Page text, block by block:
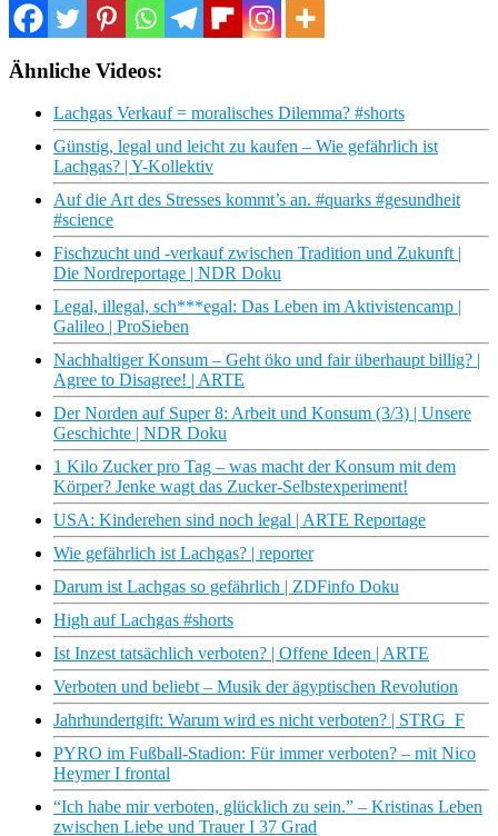
Ähnliche Videos:
Lachgas Verkauf = moralisches Dilemma? #shorts
Günstig, legal und leicht zu kaufen – Wie gefährlich ist
Lachgas? | Y-Kollektiv
Auf die Art des Stresses kommt’s an. #quarks #gesundheit
#science
Fischzucht und -verkauf zwischen Tradition und Zukunft |
Die Nordreportage | NDR Doku
Legal, illegal, sch***egal: Das Leben im Aktivistencamp |
Galileo | ProSieben
Nachhaltiger Konsum – Geht öko und fair überhaupt billig? |
Agree to Disagree! | ARTE
Der Norden auf Super 8: Arbeit und Konsum (3/3) | Unsere
Geschichte | NDR Doku
1 Kilo Zucker pro Tag – was macht der Konsum mit dem
Körper? Jenke wagt das Zucker-Selbstexperiment!
USA: Kinderehen sind noch legal | ARTE Reportage
Wie gefährlich ist Lachgas? | reporter
Darum ist Lachgas so gefährlich | ZDFinfo Doku
High auf Lachgas #shorts
Ist Inzest tatsächlich verboten? | Offene Ideen | ARTE
Verboten und beliebt – Musik der ägyptischen Revolution
Jahrhundertgift: Warum wird es nicht verboten? | STRG_F
PYRO im Fußball-Stadion: Für immer verboten? – mit Nico
Heymer I frontal
“Ich habe mir verboten, glücklich zu sein.” – Kristinas Leben
zwischen Liebe und Trauer I 37 Grad